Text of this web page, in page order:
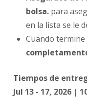
bolsa. para
en la lista se le
Cuando termine
Tiempos de
Jul 13 - 17, 2026 |